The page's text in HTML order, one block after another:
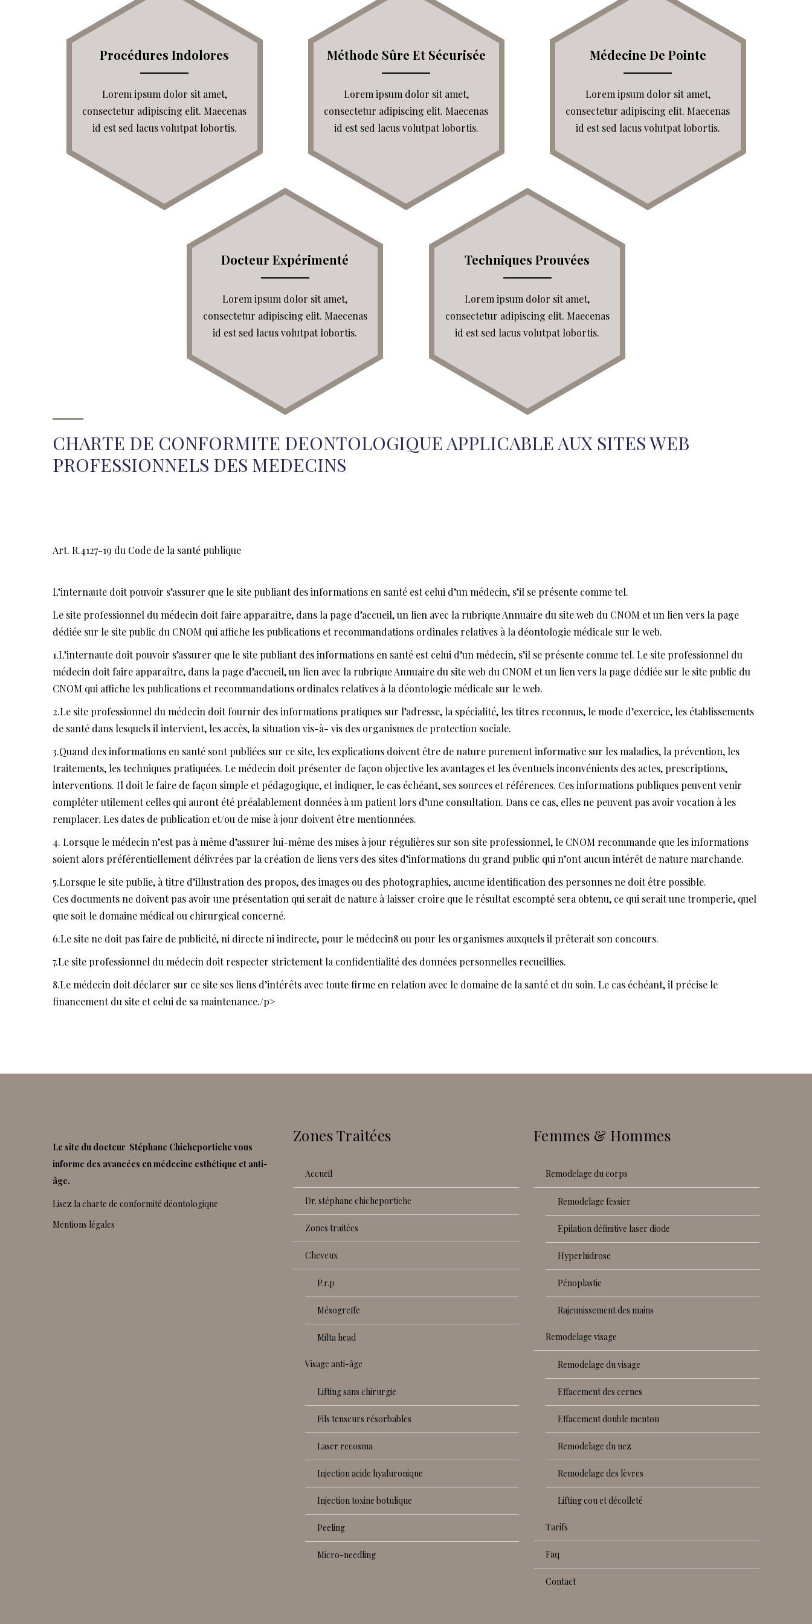
Procédures Indolores
Lorem ipsum dolor sit amet,
consectetur adipiscing elit. Maecenas
id est sed lacus volutpat lobortis.
Méthode Sûre Et Sécurisée
Lorem ipsum dolor sit amet,
consectetur adipiscing elit. Maecenas
id est sed lacus volutpat lobortis.
Médecine De Pointe
Lorem ipsum dolor sit amet,
consectetur adipiscing elit. Maecenas
id est sed lacus volutpat lobortis.
Docteur Expérimenté
Lorem ipsum dolor sit amet,
consectetur adipiscing elit. Maecenas
id est sed lacus volutpat lobortis.
Techniques Prouvées
Lorem ipsum dolor sit amet,
consectetur adipiscing elit. Maecenas
id est sed lacus volutpat lobortis.
CHARTE DE CONFORMITE DEONTOLOGIQUE APPLICABLE AUX SITES WEB
PROFESSIONNELS DES MEDECINS
Art. R.4127-19 du Code de la santé publique
L’internaute doit pouvoir s’assurer que le site publiant des informations en santé est celui d’un médecin, s’il se présente comme tel.
Le site professionnel du médecin doit faire apparaître, dans la page d’accueil, un lien avec la rubrique Annuaire du site web du CNOM et un lien vers la page
dédiée sur le site public du CNOM qui affiche les publications et recommandations ordinales relatives à la déontologie médicale sur le web.
1.L’internaute doit pouvoir s’assurer que le site publiant des informations en santé est celui d’un médecin, s’il se présente comme tel. Le site professionnel du
médecin doit faire apparaître, dans la page d’accueil, un lien avec la rubrique Annuaire du site web du CNOM et un lien vers la page dédiée sur le site public du
CNOM qui affiche les publications et recommandations ordinales relatives à la déontologie médicale sur le web.
2.Le site professionnel du médecin doit fournir des informations pratiques sur l’adresse, la spécialité, les titres reconnus, le mode d’exercice, les établissements
de santé dans lesquels il intervient, les accès, la situation vis-à- vis des organismes de protection sociale.
3.Quand des informations en santé sont publiées sur ce site, les explications doivent être de nature purement informative sur les maladies, la prévention, les
traitements, les techniques pratiquées. Le médecin doit présenter de façon objective les avantages et les éventuels inconvénients des actes, prescriptions,
interventions. Il doit le faire de façon simple et pédagogique, et indiquer, le cas échéant, ses sources et références. Ces informations publiques peuvent venir
compléter utilement celles qui auront été préalablement données à un patient lors d’une consultation. Dans ce cas, elles ne peuvent pas avoir vocation à les
remplacer. Les dates de publication et/ou de mise à jour doivent être mentionnées.
4. Lorsque le médecin n’est pas à même d’assurer lui-même des mises à jour régulières sur son site professionnel, le CNOM recommande que les informations
soient alors préférentiellement délivrées par la création de liens vers des sites d’informations du grand public qui n’ont aucun intérêt de nature marchande.
5.Lorsque le site publie, à titre d’illustration des propos, des images ou des photographies, aucune identification des personnes ne doit être possible.
Ces documents ne doivent pas avoir une présentation qui serait de nature à laisser croire que le résultat escompté sera obtenu, ce qui serait une tromperie, quel
que soit le domaine médical ou chirurgical concerné.
6.Le site ne doit pas faire de publicité, ni directe ni indirecte, pour le médecin8 ou pour les organismes auxquels il prêterait son concours.
7.Le site professionnel du médecin doit respecter strictement la confidentialité des données personnelles recueillies.
8.Le médecin doit déclarer sur ce site ses liens d’intérêts avec toute firme en relation avec le domaine de la santé et du soin. Le cas échéant, il précise le
financement du site et celui de sa maintenance./p>
Le site du docteur Stéphane Chicheportiche vous
informe des avancées en médecine esthétique et anti-
âge.
Lisez la charte de conformité déontologique
Mentions légales
Zones Traitées
accueil
dr. stéphane chicheportiche
zones traitées
cheveux
p.r.p
mésogreffe
milta head
visage anti-âge
lifting sans chirurgie
fils tenseurs résorbables
laser recosma
injection acide hyaluronique
injection toxine botulique
peeling
micro-needling
Femmes & Hommes
remodelage du corps
remodelage fessier
epilation définitive laser diode
hyperhidrose
pénoplastie
rajeunissement des mains
remodelage visage
remodelage du visage
effacement des cernes
effacement double menton
remodelage du nez
remodelage des lèvres
lifting cou et décolleté
tarifs
faq
contact